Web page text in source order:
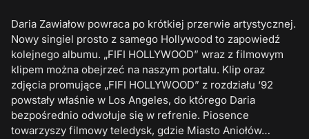
Daria Zawiałow powraca po krótkiej przerwie artystycznej.
Nowy singiel prosto z samego Hollywood to zapowiedź
kolejnego albumu. „FIFI HOLLYWOOD” wraz z filmowym
klipem można obejrzeć na naszym portalu. Klip oraz
zdjęcia promujące „FIFI HOLLYWOOD” z rozdziału ‘92
powstały właśnie w Los Angeles, do którego Daria
bezpośrednio odwołuje się w refrenie. Piosence
towarzyszy filmowy teledysk, gdzie Miasto Aniołów…